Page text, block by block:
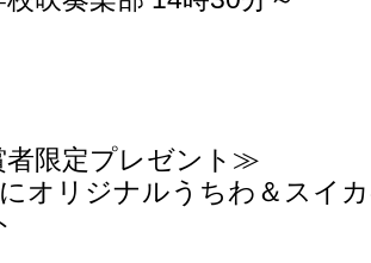
限定プレゼント≫
オリジナルうちわ＆スイ